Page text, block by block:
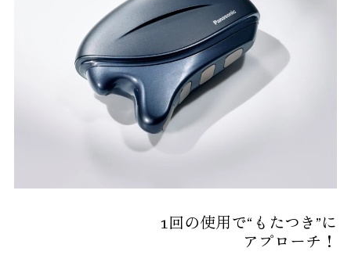
1回の使用で“もたつき”に
アプローチ！